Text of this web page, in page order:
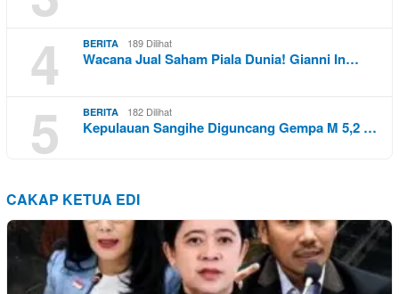
4 BERITA 189 Dilihat
Wacana Jual Saham Piala Dunia! Gianni In…
5 BERITA 182 Dilihat
Kepulauan Sangihe Diguncang Gempa M 5,2 …
CAKAP KETUA EDI